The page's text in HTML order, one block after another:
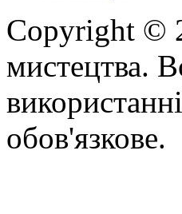
Copyright ©
мистецтва.
обов'язкове.